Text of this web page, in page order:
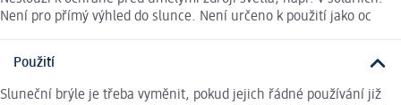
Není pro přímý výhled do slunce. Není určeno k použití jako oc
Použití
Sluneční brýle je třeba vyměnit, pokud jejich řádné používání již